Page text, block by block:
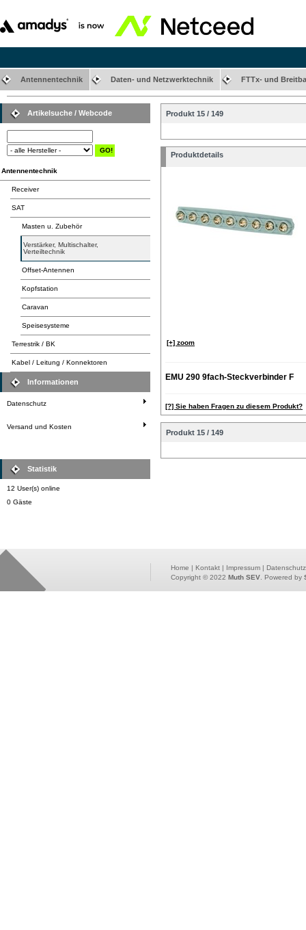
Antennentechnik Daten- und Netzwerktechnik FTTx- und
Artikelsuche / Webcode
Antennentechnik
Receiver
SAT
Masten u. Zubehör
Verstärker, Multischalter,
Verteiltechnik
Offset-Antennen
Kopfstation
Caravan
Speisesysteme
Terrestrik / BK
Kabel / Leitung / Konnektoren
Informationen
Datenschutz
Versand und Kosten
Statistik
12 User(s) online
0 Gäste
Produkt 15 / 149
Produktdetails
[+] zoom
EMU 290 9fach-Steckverbinder F
[?] Sie haben Fragen zu diesem Produkt?
Produkt 15 / 149
Home | Kontakt | Impressum |
Copyright © 2022 Muth SEV . Powered by